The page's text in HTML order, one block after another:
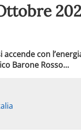
con
Barone Rosso…